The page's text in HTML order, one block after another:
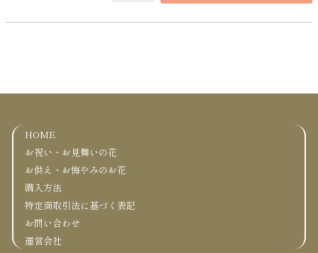
HOME
お祝い・お見舞いの花
お供え・お悔やみのお花
購入方法
特定商取引法に基づく表記
お問い合わせ
運営会社